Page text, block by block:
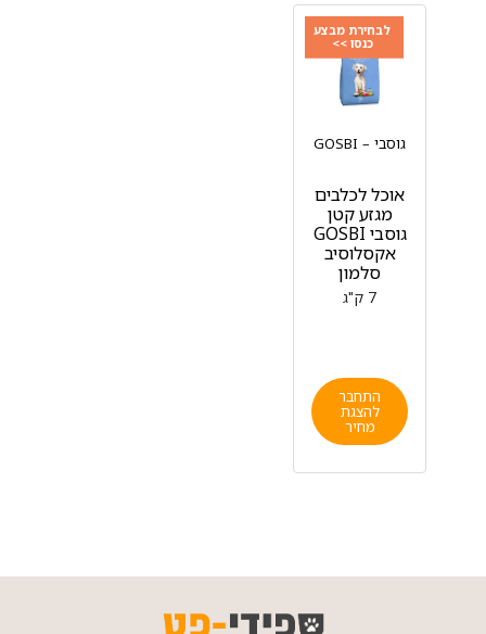
לבחירת מבצע
כנסו >>
גוסבי – GOSBI
אוכל לכלבים
מגזע קטן
גוסבי GOSBI
אקסלוסיב
סלמון
7 ק"ג
התחבר
להצגת
מחיר